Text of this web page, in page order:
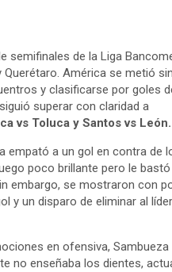
semifinales de la Liga
América se metió
y clasificarse por goles
superar con claridad a
vs Toluca y Santos vs León.
empató a un gol en contra de
poco brillante pero le
embargo, se mostraron con
y un disparo de eliminar al líder
en ofensiva, Sambueza
no enseñaba los dientes,